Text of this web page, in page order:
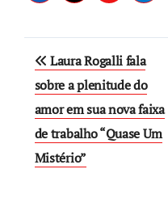
Post
navigation
Laura Rogalli fala
sobre a plenitude do
amor em sua nova faixa
de trabalho “Quase Um
Mistério”